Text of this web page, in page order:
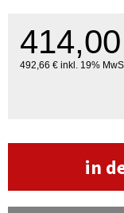
492,66 € inkl. 19%
in